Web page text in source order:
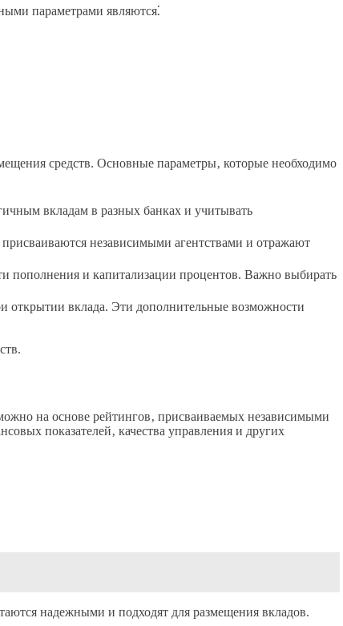
параметрами являются⁚
средств. Основные параметры‚ которые необходимо
вкладам в разных банках и учитывать
независимыми агентствами и отражают
пополнения и капитализации процентов. Важно выбирать
открытии вклада. Эти дополнительные возможности
на основе рейтингов‚ присваиваемых независимыми
показателей‚ качества управления и других
надежными и подходят для размещения вкладов.